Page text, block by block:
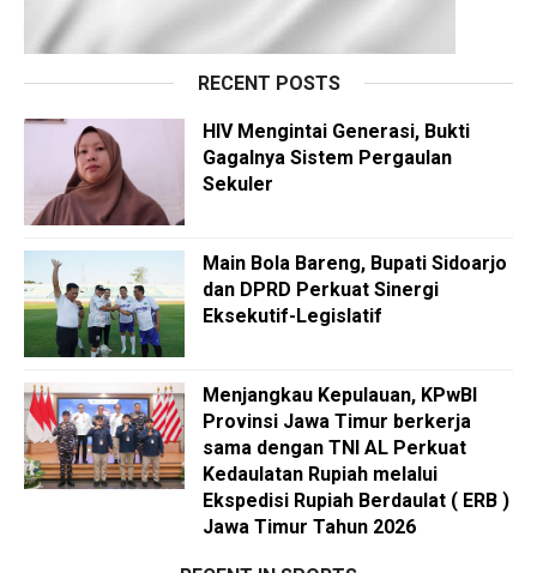
RECENT POSTS
HIV Mengintai Generasi, Bukti
Gagalnya Sistem Pergaulan
Sekuler
Main Bola Bareng, Bupati Sidoarjo
dan DPRD Perkuat Sinergi
Eksekutif-Legislatif
Menjangkau Kepulauan, KPwBI
Provinsi Jawa Timur berkerja
sama dengan TNI AL Perkuat
Kedaulatan Rupiah melalui
Ekspedisi Rupiah Berdaulat ( ERB )
Jawa Timur Tahun 2026